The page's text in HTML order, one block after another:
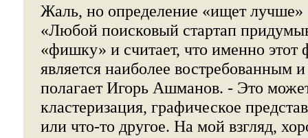
Жаль, но определение «ищет лучше»
«Любой поисковый стартап
«фишку» и считает, что именно этот
является наиболее востребованным
полагает Игорь Ашманов. - Это
кластеризация, графическое
или что-то другое. На мой взгляд,